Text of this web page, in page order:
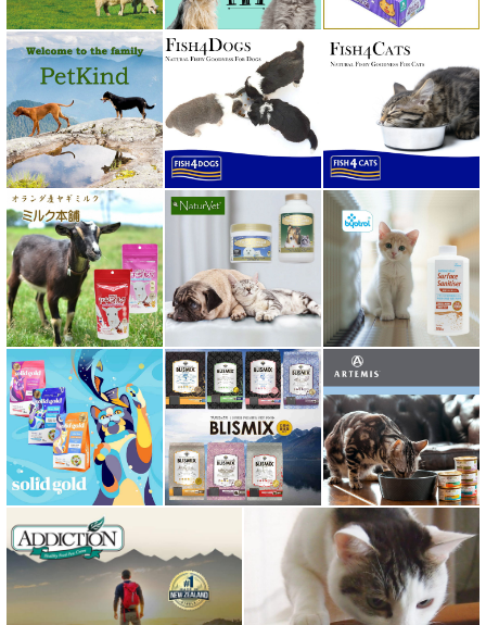
ペットカインド PetKind
ペトコト PETOKOTO
ホワイトフォックス
ボンショーズペット bonnechose pet
ママクック
ミャウ MEOW
ミャオイングヘッズ MEOWING HEADS
ミルク本舗
ムーラムーラ Moora Moora
ルイトモ RUITOMO
ロザイボトル
ロッカ ROKKA
ワイルドランド Wildes Land